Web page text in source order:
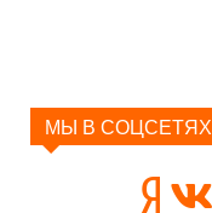
МЫ В СОЦСЕТЯХ